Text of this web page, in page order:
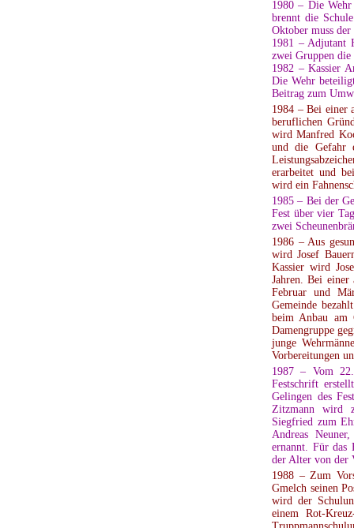
1980 – Die
brennt die
Oktober muss
1981 – Adjutant
zwei Gruppen die
1982 – Kassier
Die Wehr
Beitrag zum
1984 – Bei einer
beruflichen
wird Manfred
und die Gefahr
erarbeitet und
wird ein
1985 – Bei der
Fest über vier
zwei
1986 – Aus
wird Josef
Kassier wird
Jahren. Bei einer
Februar und
Gemeinde
beim Anbau am
Damengruppe
junge
Vorbereitungen
1987 – Vom
Festschrift
Gelingen des
Zitzmann wird
Siegfried zum
Andreas
ernannt. Für das
der Alter von der
1988 – Zum
Gmelch seinen
wird der
einem Rot-